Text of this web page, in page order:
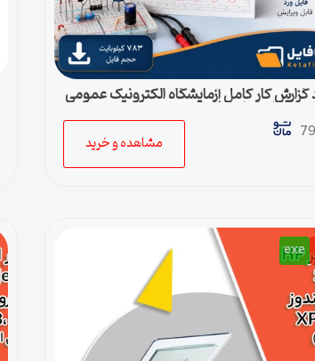
گزارش کار کامل آزمایشگاه الکترونیک عمومی
قابل ویرایش)
مشاهده و خرید
exe